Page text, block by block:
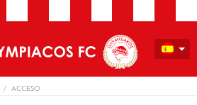
ACCESO